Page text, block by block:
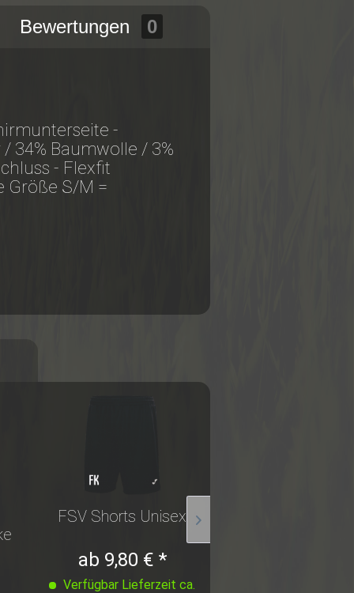
Bewertungen 0
-
34% Baumwolle / 3%
- Flexfit
Größe S/M =
FSV Shorts Unisex
ab 9,80 € *
Verfügbar Lieferzeit ca.